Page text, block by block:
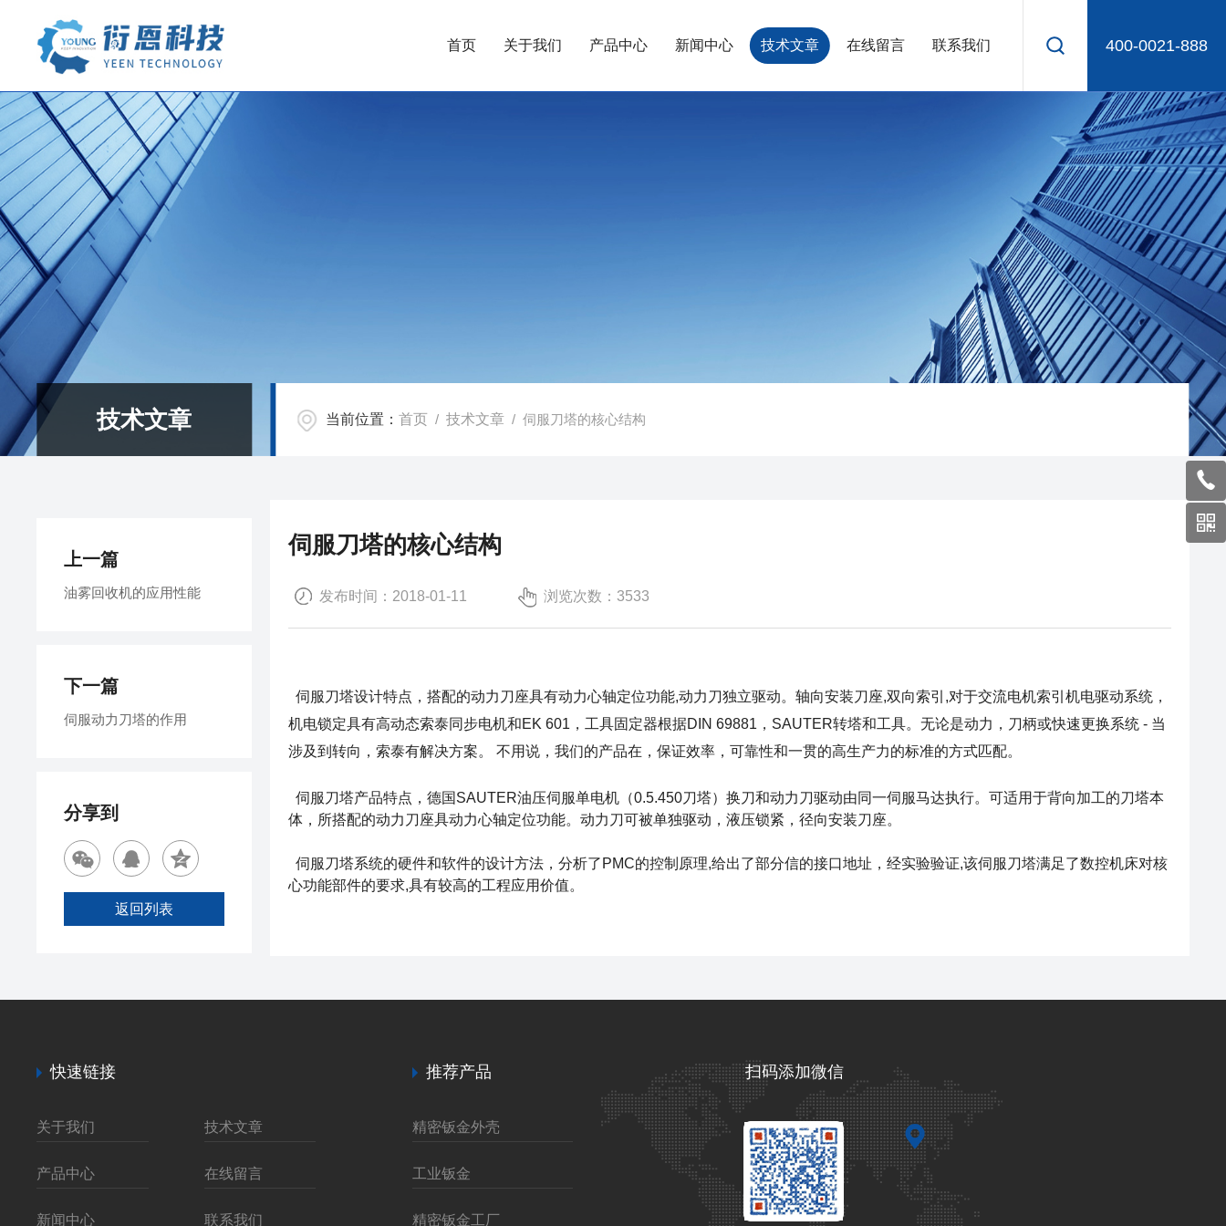
400-0021-888
首页 关于我们 产品中心 新闻中心 技术文章 在线留言 联系我们
技术文章 当前位置：首页 /技术文章 / 伺服刀塔的核心结构
伺服刀塔的核心结构
发布时间：2018-01-11 浏览次数：3533
伺服刀塔设计特点，搭配的动力刀座具有动力心轴定位功能,动力刀独立驱动。轴向安装刀座,双向索引,对于交流电机索引机电驱动系统，
机电锁定具有高动态索泰同步电机和EK 601，工具固定器根据DIN 69881，SAUTER转塔和工具。无论是动力，刀柄或快速更换系统 - 当
涉及到转向，索泰有解决方案。 不用说，我们的产品在，保证效率，可靠性和一贯的高生产力的标准的方式匹配。
伺服刀塔产品特点，德国SAUTER油压伺服单电机（0.5.450刀塔）换刀和动力刀驱动由同一伺服马达执行。可适用于背向加工的刀塔本
体，所搭配的动力刀座具动力心轴定位功能。动力刀可被单独驱动，液压锁紧，径向安装刀座。
伺服刀塔系统的硬件和软件的设计方法，分析了PMC的控制原理,给出了部分信的接口地址，经实验验证,该伺服刀塔满足了数控机床对核
心功能部件的要求,具有较高的工程应用价值。
上一篇
油雾回收机的应用性能
下一篇
伺服动力刀塔的作用
分享到
返回列表
快速链接
关于我们 技术文章
产品中心 在线留言
新闻中心 联系我们
推荐产品
精密钣金外壳
工业钣金
精密钣金工厂
扫码添加微信